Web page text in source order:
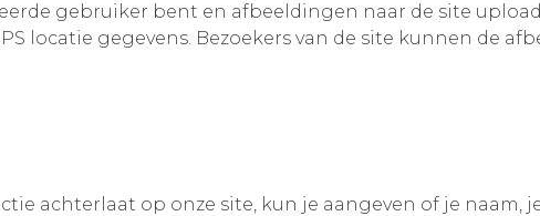
gebruiker bent en afbeeldingen naar de site
locatie gegevens. Bezoekers van de site kunnen de
achterlaat op onze site, kun je aangeven of je naam,